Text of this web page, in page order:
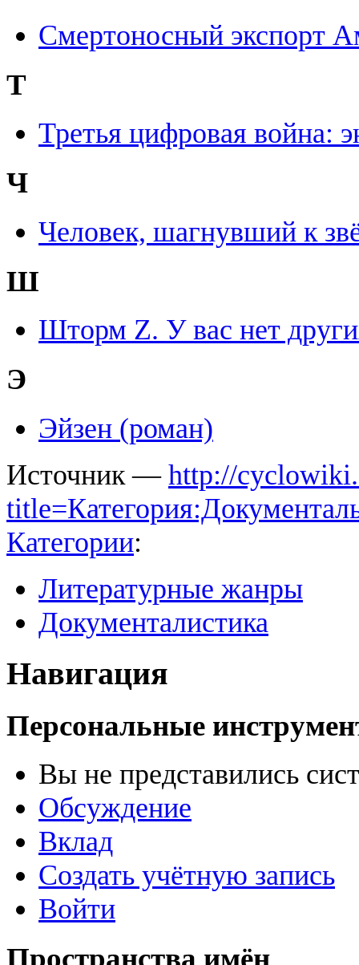
Смертоносный экспорт
Т
Третья цифровая война:
Ч
Человек, шагнувший к
Ш
Шторм Z. У вас нет
Э
Эйзен (роман)
Источник — http://
Категории:
Литературные жанры
Документалистика
Навигация
Персональные
Вы не представились
Обсуждение
Вклад
Создать учётную запись
Войти
Пространства имён